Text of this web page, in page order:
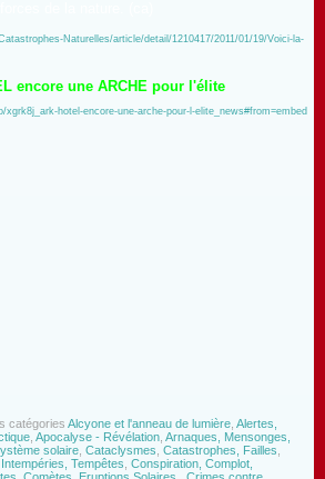
Naturelles/article/detail/1210417/2011/01/19/Voici-la-
encore une ARCHE pour l'élite
hotel-encore-une-arche-pour-l-elite_news#from=embed
catégories Alcyone et l'anneau de lumière Alertes,
Apocalyse - Révélation Arnaques, Mensonges,
solaire Cataclysmes Catastrophes, Failles
Tempêtes Conspiration, Complot,